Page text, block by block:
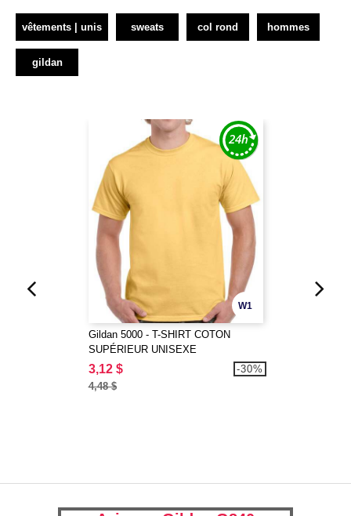
vêtements | unis sweats col rond hommes
gildan
W1
Gildan 5000 - T-SHIRT COTON
SUPÉRIEUR UNISEXE
3,12 $
4,48 $
-30%